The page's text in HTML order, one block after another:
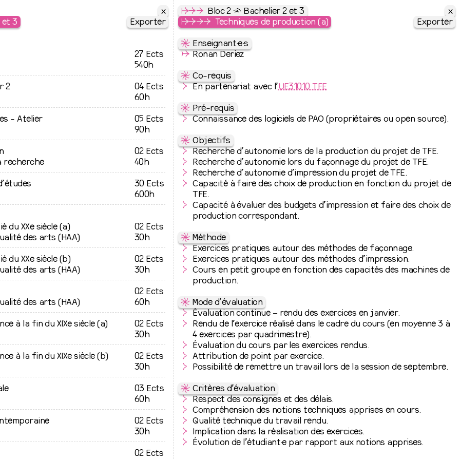
basée
de
L’objectif
afin
forger sa
les
capables de
Il
:
tel
ma
de
et 3
x
Exporter
27 Ects
540h
2
04 Ects
60h
- Atelier
05 Ects
90h
recherche
02 Ects
40h
30 Ects
600h
du XXe siècle (a)
des arts (HAA)
02 Ects
30h
du XXe siècle (b)
des arts (HAA)
02 Ects
30h
des arts (HAA)
02 Ects
60h
à la fin du XIXe siècle (a)
02 Ects
30h
à la fin du XIXe siècle (b)
02 Ects
30h
03 Ects
60h
02 Ects
30h
02 Ects
↦⇒⇒ Bloc 2 ⇶ Bachelier 2 et 3
↦⇒⇒⇒ Techniques de production (a)
x
Exporter
⇋ Enseignant·e·s
↛ Ronan Deriez
⇋ Co-requis
En partenariat avec l’UE31010 TFE
⇋ Pré-requis
Connaissance des logiciels de PAO (propriétaires ou open source).
⇋ Objectifs
Recherche d’autonomie lors de la production du projet de TFE.
Recherche d’autonomie lors du façonnage du projet de TFE.
Recherche d’autonomie d’impression du projet de TFE.
Capacité à faire des choix de production en fonction du projet de
TFE.
Capacité à évaluer des budgets d’impression et faire des choix de
production correspondant.
⇋ Méthode
Exercices pratiques autour des méthodes de façonnage.
Exercices pratiques autour des méthodes d’impression.
Cours en petit groupe en fonction des capacités des machines de
production.
⇋ Mode d’évaluation
Évaluation continue – rendu des exercices en janvier.
Rendu de l’exercice réalisé dans le cadre du cours (en moyenne 3 à
4 exercices par quadrimestre).
Évaluation du cours par les exercices rendus.
Attribution de point par exercice.
Possibilité de remettre un travail lors de la session de septembre.
⇋ Critères d’évaluation
Respect des consignes et des délais.
Compréhension des notions techniques apprises en cours.
Qualité technique du travail rendu.
Implication dans la réalisation des exercices.
Évolution de l’étudiant·e par rapport aux notions apprises.